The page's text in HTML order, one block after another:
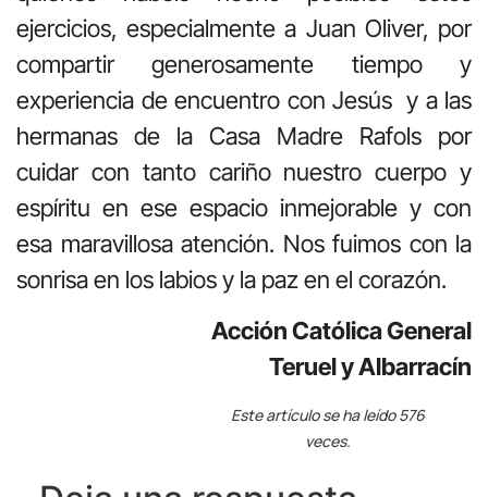
ejercicios, especialmente a Juan Oliver, por
compartir generosamente tiempo y
experiencia de encuentro con Jesús y a las
hermanas de la Casa Madre Rafols por
cuidar con tanto cariño nuestro cuerpo y
espíritu en ese espacio inmejorable y con
esa maravillosa atención. Nos fuimos con la
sonrisa en los labios y la paz en el corazón.
Acción Católica General
Teruel y Albarracín
Este artículo se ha leído 576
veces.